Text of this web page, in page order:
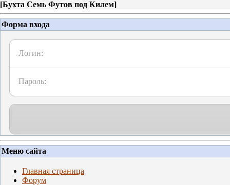
[Бухта Семь Футов под Килем]
Форма входа
Логин:
Пароль:
Меню сайта
Главная страница
Форум